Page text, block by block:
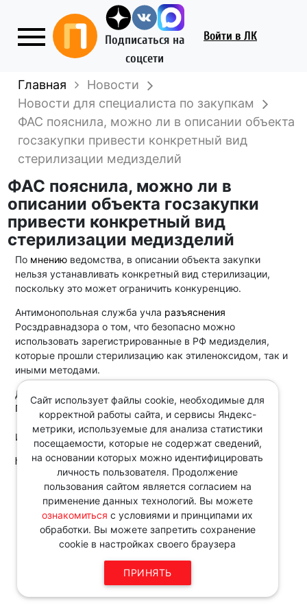
Подписаться на
соцсети
Войти в ЛК
Главная
Новости
Новости для специалиста по закупкам
ФАС пояснила, можно ли в описании объекта
госзакупки привести конкретный вид
стерилизации медизделий
ФАС пояснила, можно ли в
описании объекта госзакупки
привести конкретный вид
стерилизации медизделий
По мнениюведомства, в описании объекта закупки
нельзя устанавливать конкретный вид стерилизации,
поскольку это может ограничить конкуренцию.
Антимонопольная служба учла разъяснения
Росздравнадзора о том, что безопасно можно
использовать зарегистрированные в РФ медизделия,
которые прошли стерилизацию как этиленоксидом, так и
иными методами.
Документ:
Письмо ФАС России от 14.04.2026 N ГР/35136/26
Источник:
http://www.consultant.ru/
Сайт использует файлы cookie, необходимые для
корректной работы сайта, и сервисы Яндекс-
метрики, используемые для анализа статистики
посещаемости, которые не содержат сведений,
на основании которых можно идентифицировать
личность пользователя. Продолжение
пользования сайтом является согласием на
применение данных технологий. Вы можете
ознакомиться с условиями и принципами их
обработки. Вы можете запретить сохранение
cookie в настройках своего браузера
ПРИНЯТЬ
Звоните по телефону в рабочие
дни с 9:00 до 18:00
8 343 287 51 45